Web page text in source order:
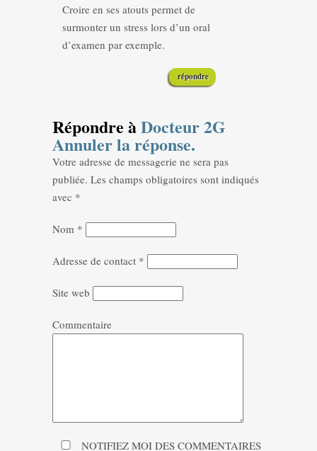
Croire en ses atouts permet de
surmonter un stress lors d’un oral
d’examen par exemple.
répondre
Répondre àDocteur 2G
Annuler la réponse.
Votre adresse de messagerie ne sera pas
publiée. Les champs obligatoires sont indiqués
avec *
Nom *
Adresse de contact *
Site web
Commentaire
NOTIFIEZ MOI DES COMMENTAIRES